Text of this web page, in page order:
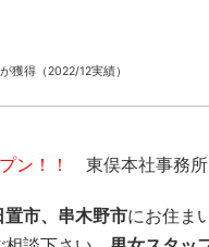
獲得（2022/12実績）
ン！！ 東俣本社事務所
市、串木野市にお住ま